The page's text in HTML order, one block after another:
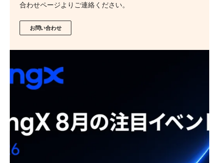
合わせページよりご連絡ください。
お問い合わせ